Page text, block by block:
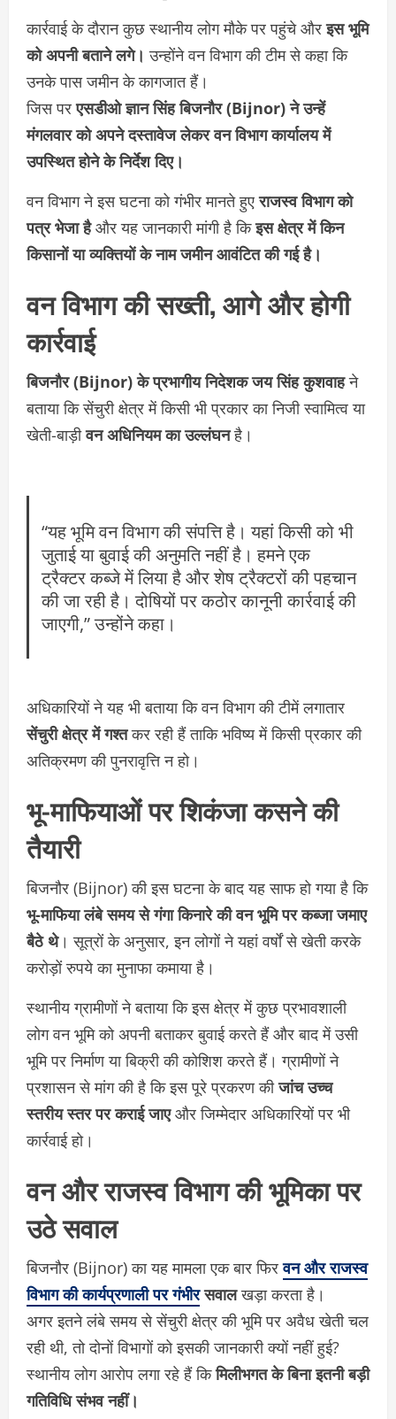
कार्रवाई के दौरान कुछ स्थानीय लोग मौके पर पहुंचे औरइस भूमि
को अपनी बताने लगे। उन्होंने वन विभाग की टीम से कहा कि
उनके पास जमीन के कागजात हैं।
जिस परएसडीओ ज्ञान सिंह बिजनौर (Bijnor) ने उन्हें
मंगलवार को अपने दस्तावेज लेकर वन विभाग कार्यालय में
उपस्थित होने के निर्देश दिए।
वन विभाग ने इस घटना को गंभीर मानते हुएराजस्व विभाग को
पत्र भेजा हैऔर यह जानकारी मांगी है किइस क्षेत्र में किन
किसानों या व्यक्तियों के नाम जमीन आवंटित की गई है।
वन विभाग की सख्ती, आगे और होगी
कार्रवाई
बिजनौर (Bijnor) के प्रभागीय निदेशक जय सिंह कुशवाहने
बताया कि सेंचुरी क्षेत्र में किसी भी प्रकार का निजी स्वामित्व या
खेती-बाड़ीवन अधिनियम का उल्लंघनहै।
“यह भूमि वन विभाग की संपत्ति है। यहां किसी को भी
जुताई या बुवाई की अनुमति नहीं है। हमने एक
ट्रैक्टर कब्जे में लिया है और शेष ट्रैक्टरों की पहचान
की जा रही है। दोषियों पर कठोर कानूनी कार्रवाई की
जाएगी,” उन्होंने कहा।
अधिकारियों ने यह भी बताया कि वन विभाग की टीमें लगातार
सेंचुरी क्षेत्र में गश्तकर रही हैं ताकि भविष्य में किसी प्रकार की
अतिक्रमण की पुनरावृत्ति न हो।
भू-माफियाओं पर शिकंजा कसने की
तैयारी
बिजनौर (Bijnor) की इस घटना के बाद यह साफ हो गया है कि
भू-माफिया लंबे समय से गंगा किनारे की वन भूमि पर कब्जा जमाए
बैठे थे। सूत्रों के अनुसार, इन लोगों ने यहां वर्षों से खेती करके
करोड़ों रुपये का मुनाफा कमाया है।
स्थानीय ग्रामीणों ने बताया कि इस क्षेत्र में कुछ प्रभावशाली
लोग वन भूमि को अपनी बताकर बुवाई करते हैं और बाद में उसी
भूमि पर निर्माण या बिक्री की कोशिश करते हैं। ग्रामीणों ने
प्रशासन से मांग की है कि इस पूरे प्रकरण कीजांच उच्च
स्तरीय स्तर पर कराई जाएऔर जिम्मेदार अधिकारियों पर भी
कार्रवाई हो।
वन और राजस्व विभाग की भूमिका पर
उठे सवाल
बिजनौर (Bijnor) का यह मामला एक बार फिरवन और राजस्व
विभाग की कार्यप्रणाली पर गंभीरसवालखड़ा करता है।
अगर इतने लंबे समय से सेंचुरी क्षेत्र की भूमि पर अवैध खेती चल
रही थी, तो दोनों विभागों को इसकी जानकारी क्यों नहीं हुई?
स्थानीय लोग आरोप लगा रहे हैं किमिलीभगत के बिना इतनी बड़ी
गतिविधि संभव नहीं।